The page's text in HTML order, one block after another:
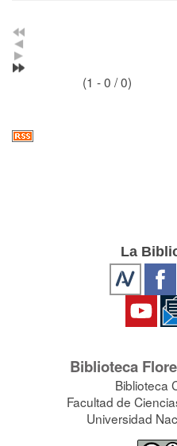
(1 - 0 / 0)
La
Biblioteca
Biblioteca
Facultad de
Universidad